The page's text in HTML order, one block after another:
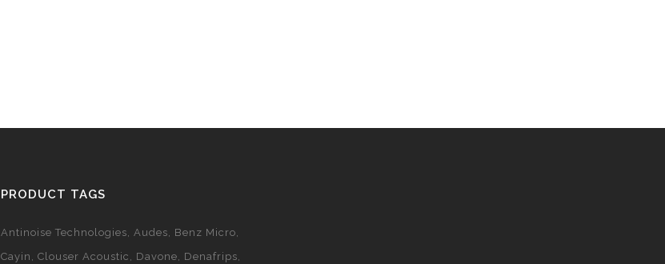
PRODUCT TAGS
Antinoise Technologies Audes
Benz Micro
Cayin
Clouser Acoustic Davone
Denafrips